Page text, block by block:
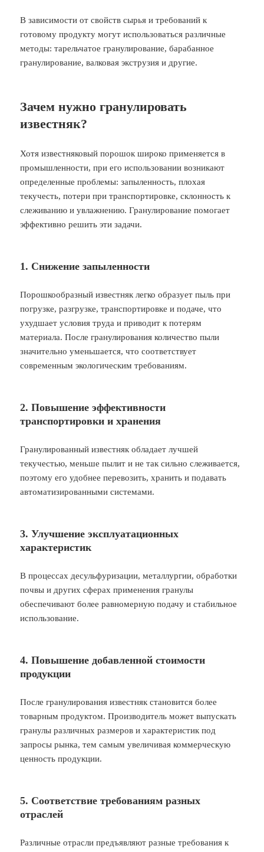
В зависимости от свойств сырья и требований к
готовому продукту могут использоваться различные
методы: тарельчатое гранулирование, барабанное
гранулирование, валковая экструзия и другие.
Зачем нужно гранулировать
известняк?
Хотя известняковый порошок широко применяется в
промышленности, при его использовании возникают
определенные проблемы: запыленность, плохая
текучесть, потери при транспортировке, склонность к
слеживанию и увлажнению. Гранулирование помогает
эффективно решить эти задачи.
1. Снижение запыленности
Порошкообразный известняк легко образует пыль при
погрузке, разгрузке, транспортировке и подаче, что
ухудшает условия труда и приводит к потерям
материала. После гранулирования количество пыли
значительно уменьшается, что соответствует
современным экологическим требованиям.
2. Повышение эффективности
транспортировки и хранения
Гранулированный известняк обладает лучшей
текучестью, меньше пылит и не так сильно слеживается,
поэтому его удобнее перевозить, хранить и подавать
автоматизированными системами.
3. Улучшение эксплуатационных
характеристик
В процессах десульфуризации, металлургии, обработки
почвы и других сферах применения гранулы
обеспечивают более равномерную подачу и стабильное
использование.
4. Повышение добавленной стоимости
продукции
После гранулирования известняк становится более
товарным продуктом. Производитель может выпускать
гранулы различных размеров и характеристик под
запросы рынка, тем самым увеличивая коммерческую
ценность продукции.
5. Соответствие требованиям разных
отраслей
Различные отрасли предъявляют разные требования к